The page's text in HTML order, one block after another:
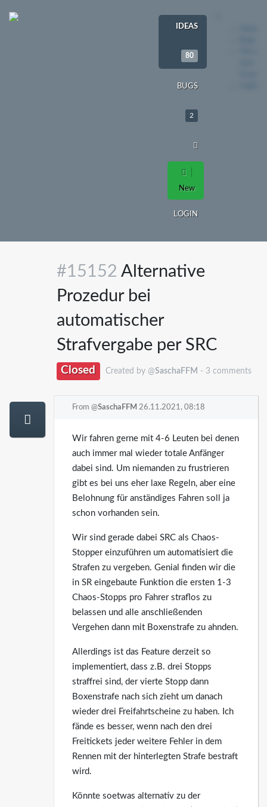
IDEAS
80
BUGS
2
New
LOGIN
#15152 Alternative
Prozedur bei
automatischer
Strafvergabe per SRC
Closed Created by @SaschaFFM - 3 comments
From @SaschaFFM 26.11.2021, 08:18
Wir fahren gerne mit 4-6 Leuten bei denen
auch immer mal wieder totale Anfänger
dabei sind. Um niemanden zu frustrieren
gibt es bei uns eher laxe Regeln, aber eine
Belohnung für anständiges Fahren soll ja
schon vorhanden sein.
Wir sind gerade dabei SRC als Chaos-
Stopper einzuführen um automatisiert die
Strafen zu vergeben. Genial finden wir die
in SR eingebaute Funktion die ersten 1-3
Chaos-Stopps pro Fahrer straflos zu
belassen und alle anschließenden
Vergehen dann mit Boxenstrafe zu ahnden.
Allerdings ist das Feature derzeit so
implementiert, dass z.B. drei Stopps
straffrei sind, der vierte Stopp dann
Boxenstrafe nach sich zieht um danach
wieder drei Freifahrtscheine zu haben. Ich
fände es besser, wenn nach den drei
Freitickets jeder weitere Fehler in dem
Rennen mit der hinterlegten Strafe bestraft
wird.
Könnte soetwas alternativ zu der